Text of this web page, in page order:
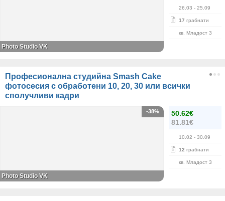
26.03 - 25.09
17 грабнати
кв. Младост 3
Photo Studio VK
Професионална студийна Smash Cake
фотосесия с обработени 10, 20, 30 или всички
сполучливи кадри
50.62€
81.81€
10.02 - 30.09
12 грабнати
кв. Младост 3
-38%
Photo Studio VK